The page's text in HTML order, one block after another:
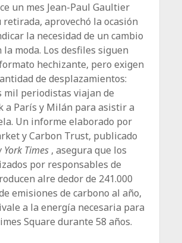
un mes Jean-Paul Gaultier
retirada, aprovechó la ocasión
la necesidad de un cambio
moda. Los desfiles siguen
hechizante, pero exigen
de desplazamientos:
mil periodistas viajan de
a París y Milán para asistir a
Un informe elaborado por
y Carbon Trust, publicado
York Times , asegura que los
por responsables de
alre dedor de 241.000
emisiones de carbono al año,
a la energía necesaria para
Square durante 58 años.